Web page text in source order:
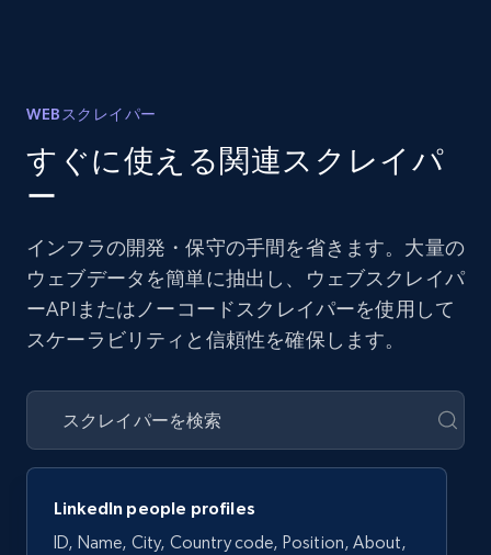
WEBスクレイパー
すぐに使える関連スクレイパ
ー
インフラの開発・保守の手間を省きます。大量の
ウェブデータを簡単に抽出し、ウェブスクレイパ
ーAPIまたはノーコードスクレイパーを使用して
スケーラビリティと信頼性を確保します。
LinkedIn people profiles
ID, Name, City, Country code, Position, About,